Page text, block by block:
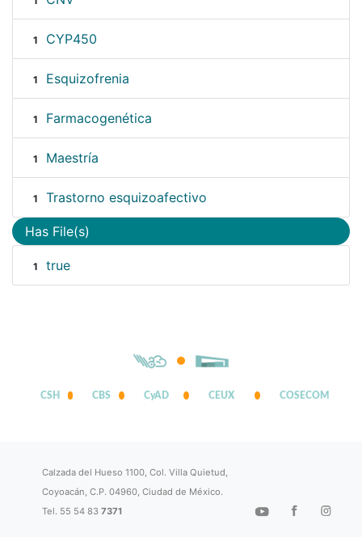
1 CYP450
1 Esquizofrenia
1 Farmacogenética
1 Maestría
1 Trastorno esquizoafectivo
Has File(s)
1 true
CSH CBS CyAD CEUX COSECOM
Calzada del Hueso 1100, Col. Villa Quietud,
Coyoacán, C.P. 04960, Ciudad de México.
Tel. 55 54 837371